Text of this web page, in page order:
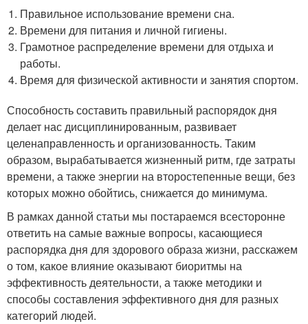
Правильное использование времени сна.
Времени для питания и личной гигиены.
Грамотное распределение времени для отдыха и
работы.
Время для физической активности и занятия спортом.
Способность составить правильный распорядок дня
делает нас дисциплинированным, развивает
целенаправленность и организованность. Таким
образом, вырабатывается жизненный ритм, где затраты
времени, а также энергии на второстепенные вещи, без
которых можно обойтись, снижается до минимума.
В рамках данной статьи мы постараемся всесторонне
ответить на самые важные вопросы, касающиеся
распорядка дня для здорового образа жизни, расскажем
о том, какое влияние оказывают биоритмы на
эффективность деятельности, а также методики и
способы составления эффективного дня для разных
категорий людей.